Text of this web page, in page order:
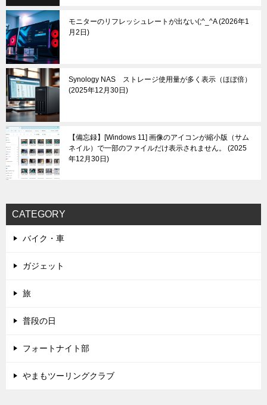
モニターのリフレッシュレートが出ない(;^_^A 2026年1
月2日
Synology NAS ストレージ使用量が多く表示（ほぼ倍）
2025年12月30日
【備忘録】[Windows 11] 画像のアイコンが縮小版（サム
ネイル）で一部のファイルだけ表示されません。
2025
年12月30日
CATEGORY
バイク・車
ガジェット
旅
普段の日
フォートナイト部
やまもツーリングクラブ